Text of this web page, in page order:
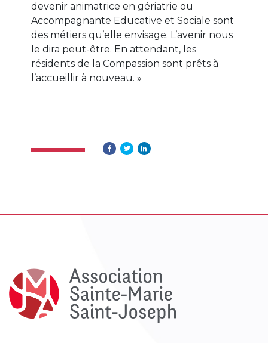
devenir animatrice en gériatrie ou
Accompagnante Educative et Sociale sont
des métiers qu’elle envisage. L’avenir nous
le dira peut-être. En attendant, les
résidents de la Compassion sont prêts à
l’accueillir à nouveau. »